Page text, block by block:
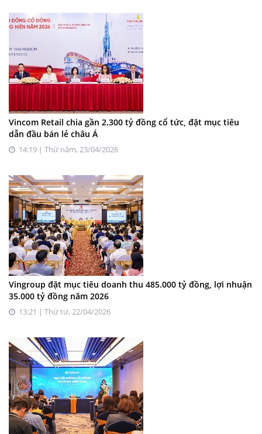
Vincom Retail chia gần 2.300 tỷ đồng cổ tức, đặt mục tiêu
dẫn đầu bán lẻ châu Á
14:19 | Thứ năm, 23/04/2026
Vingroup đặt mục tiêu doanh thu 485.000 tỷ đồng, lợi nhuận
35.000 tỷ đồng năm 2026
13:21 | Thứ tư, 22/04/2026